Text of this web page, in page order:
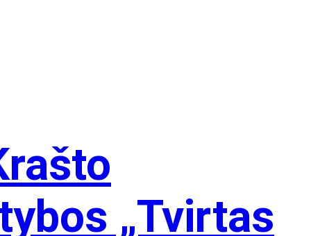
„Tvirtas